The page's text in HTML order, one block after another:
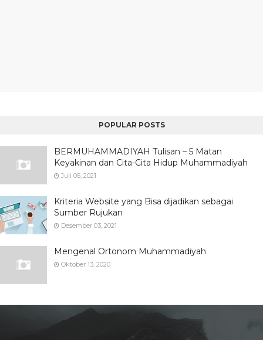
POPULAR POSTS
BERMUHAMMADIYAH Tulisan – 5 Matan
Keyakinan dan Cita-Cita Hidup Muhammadiyah
Juli 05, 2021
Kriteria Website yang Bisa dijadikan sebagai
Sumber Rujukan
Desember 03, 2021
Mengenal Ortonom Muhammadiyah
Oktober 13, 2020